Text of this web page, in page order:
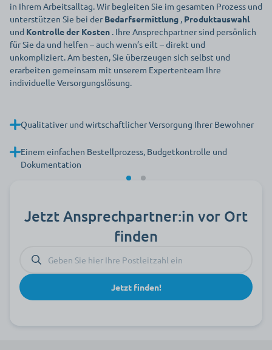
in Ihrem Arbeitsalltag. Wir begleiten Sie im gesamten Prozess und
unterstützen Sie bei der Bedarfsermittlung , Produktauswahl
und Kontrolle der Kosten . Ihre Ansprechpartner sind persönlich
für Sie da und helfen – auch wenn’s eilt – direkt und
unkompliziert. Am besten, Sie überzeugen sich selbst und
erarbeiten gemeinsam mit unserem Expertenteam Ihre
individuelle Versorgungslösung.
Qualitativer und wirtschaftlicher Versorgung Ihrer Bewohner
Einem einfachen Bestellprozess, Budgetkontrolle und
Dokumentation
Jetzt Ansprechpartner:in vor Ort
finden
Jetzt finden!